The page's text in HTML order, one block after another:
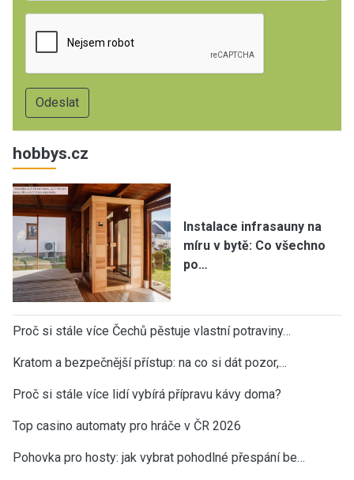
hobbys.cz
Instalace infrasauny na
míru v bytě: Co všechno
po…
Proč si stále více Čechů pěstuje vlastní potraviny…
Kratom a bezpečnější přístup: na co si dát pozor,…
Proč si stále více lidí vybírá přípravu kávy doma?
Top casino automaty pro hráče v ČR 2026
Pohovka pro hosty: jak vybrat pohodlné přespání be…